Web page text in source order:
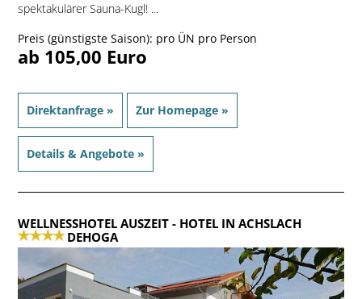
spektakulärer Sauna-Kugl! ...
Preis (günstigste Saison): pro ÜN pro Person
ab 105,00 Euro
Direktanfrage » Zur Homepage »
Details & Angebote »
WELLNESSHOTEL AUSZEIT- HOTEL IN ACHSLACH
DEHOGA